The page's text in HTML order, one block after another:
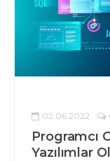
02.06.2022
Programcı
Yazılımlar